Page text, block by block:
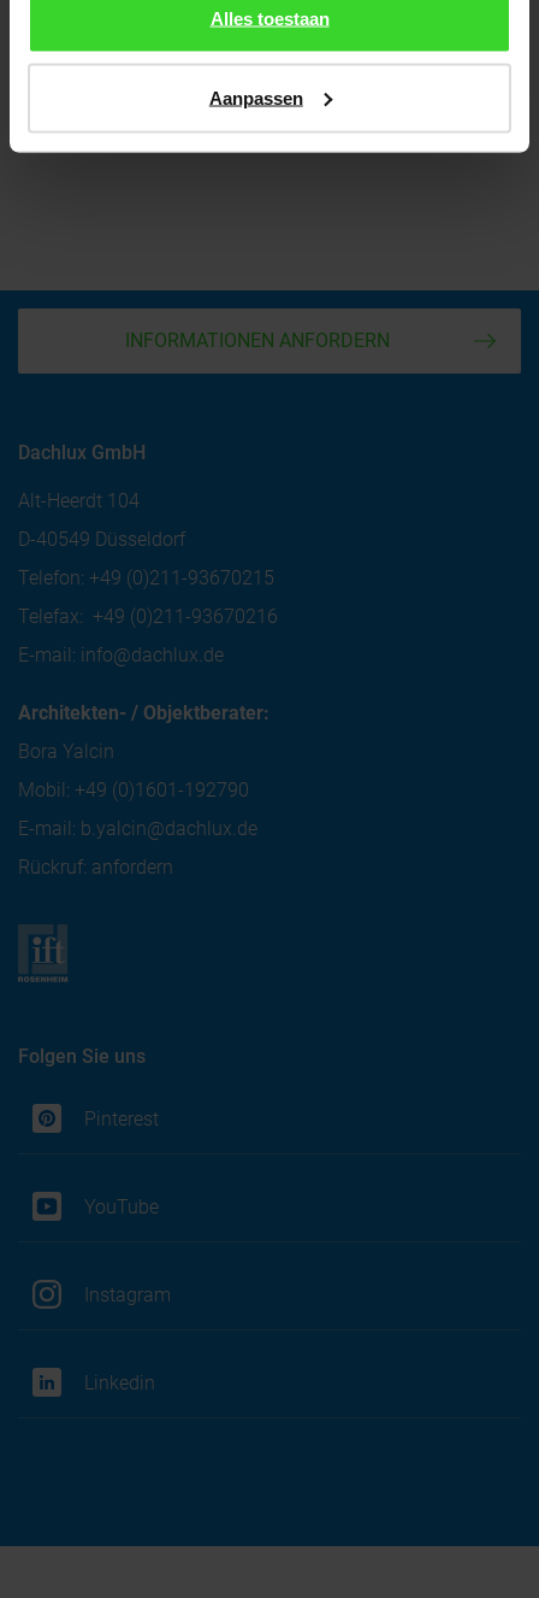
Alles toestaan
Aanpassen
INFORMATIONEN ANFORDERN
Dachlux GmbH
Alt-Heerdt 104
D-40549 Düsseldorf
Telefon: +49 (0)211-93670215
Telefax: +49 (0)211-93670216
E-mail: info@dachlux.de
Architekten- / Objektberater:
Bora Yalcin
Mobil: +49 (0)1601-192790
E-mail: b.yalcin@dachlux.de
Rückruf: anfordern
Folgen Sie uns
Pinterest
YouTube
Instagram
Linkedin